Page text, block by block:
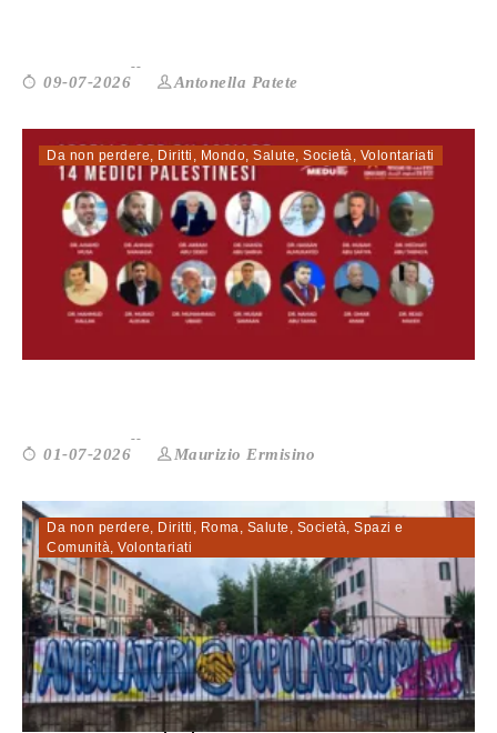
09-07-2026 Antonella Patete
Da non perdere, Diritti , Mondo, Salute, Società, Volontariati
01-07-2026 Maurizio Ermisino
Da non perdere, Diritti , Roma, Salute , Società, Spazi e
Comunità, Volontariati
Ambulatorio popolare di Roma Est. Al ...